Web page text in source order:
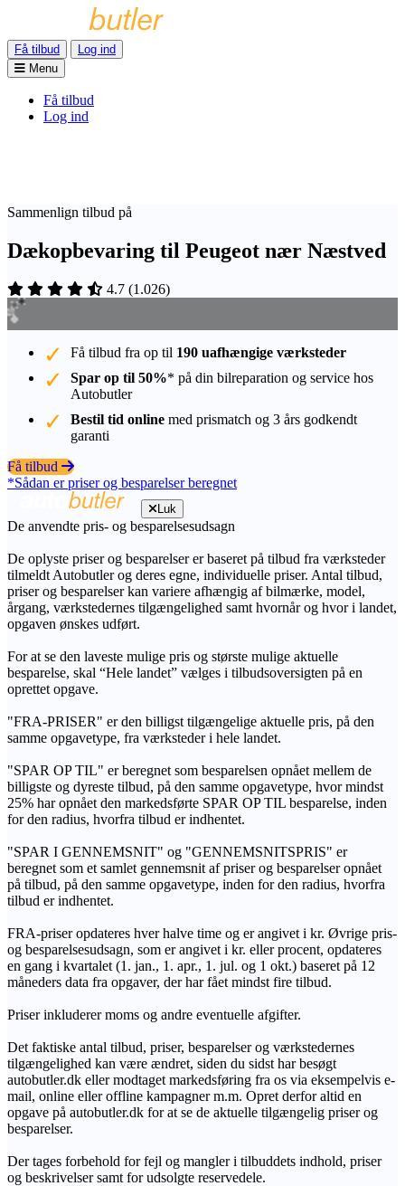
Få tilbud
Log ind
Menu
Få tilbud
Log ind
Sammenlign tilbud på
Dækopbevaring til Peugeot nær Næstved
4.7 (1.026)
Få tilbud fra op til 190 uafhængige værksteder
Spar op til 50%* på din bilreparation og service hos
Autobutler
Bestil tid online med prismatch og 3 års godkendt
garanti
Få tilbud
*Sådan er priser og besparelser beregnet
Luk
De anvendte pris- og besparelsesudsagn
De oplyste priser og besparelser er baseret på tilbud fra værksteder
tilmeldt Autobutler og deres egne, individuelle priser. Antal tilbud,
priser og besparelser kan variere afhængig af bilmærke, model,
årgang, værkstedernes tilgængelighed samt hvornår og hvor i landet,
opgaven ønskes udført.
For at se den laveste mulige pris og største mulige aktuelle
besparelse, skal “Hele landet” vælges i tilbudsoversigten på en
oprettet opgave.
"FRA-PRISER" er den billigst tilgængelige aktuelle pris, på den
samme opgavetype, fra værksteder i hele landet.
"SPAR OP TIL" er beregnet som besparelsen opnået mellem de
billigste og dyreste tilbud, på den samme opgavetype, hvor mindst
25% har opnået den markedsførte SPAR OP TIL besparelse, inden
for den radius, hvorfra tilbud er indhentet.
"SPAR I GENNEMSNIT" og "GENNEMSNITSPRIS" er
beregnet som et samlet gennemsnit af priser og besparelser opnået
på tilbud, på den samme opgavetype, inden for den radius, hvorfra
tilbud er indhentet.
FRA-priser opdateres hver halve time og er angivet i kr. Øvrige pris-
og besparelsesudsagn, som er angivet i kr. eller procent, opdateres
en gang i kvartalet (1. jan., 1. apr., 1. jul. og 1 okt.) baseret på 12
måneders data fra opgaver, der har fået mindst fire tilbud.
Priser inkluderer moms og andre eventuelle afgifter.
Det faktiske antal tilbud, priser, besparelser og værkstedernes
tilgængelighed kan være ændret, siden du sidst har besøgt
autobutler.dk eller modtaget markedsføring fra os via eksempelvis e-
mail, online eller offline kampagner m.m. Opret derfor altid en
opgave på autobutler.dk for at se de aktuelle tilgængelig priser og
besparelser.
Der tages forbehold for fejl og mangler i tilbuddets indhold, priser
og beskrivelser samt for udsolgte reservedele.